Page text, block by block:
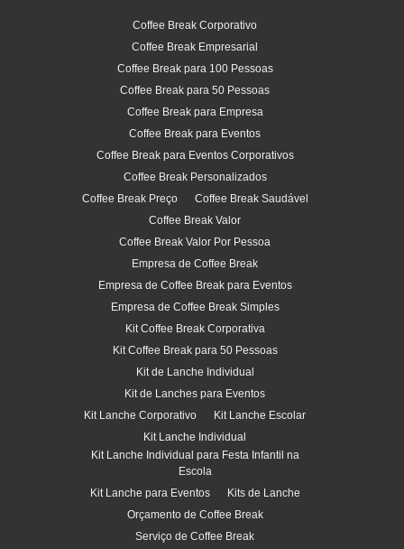
Coffee Break Corporativo
Coffee Break Empresarial
Coffee Break para 100 Pessoas
Coffee Break para 50 Pessoas
Coffee Break para Empresa
Coffee Break para Eventos
Coffee Break para Eventos Corporativos
Coffee Break Personalizados
Coffee Break Preço
Coffee Break Saudável
Coffee Break Valor
Coffee Break Valor Por Pessoa
Empresa de Coffee Break
Empresa de Coffee Break para Eventos
Empresa de Coffee Break Simples
Kit Coffee Break Corporativa
Kit Coffee Break para 50 Pessoas
Kit de Lanche Individual
Kit de Lanches para Eventos
Kit Lanche Corporativo
Kit Lanche Escolar
Kit Lanche Individual
Kit Lanche Individual para Festa Infantil na
Escola
Kit Lanche para Eventos
Kits de Lanche
Orçamento de Coffee Break
Serviço de Coffee Break